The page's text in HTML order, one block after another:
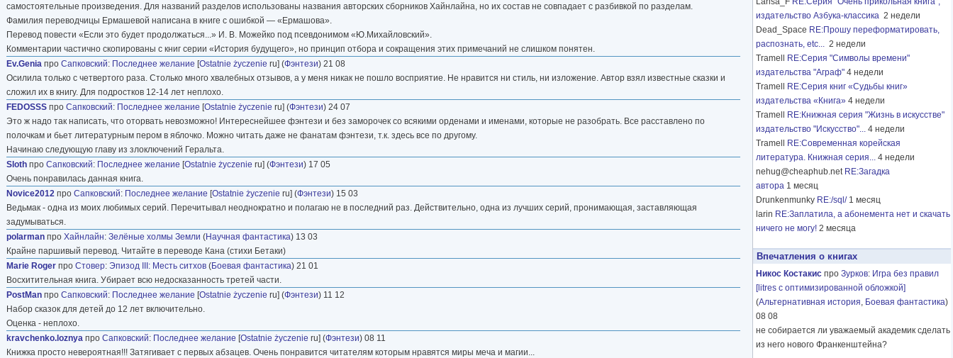
самостоятельные произведения. Для названий разделов использованы названия авторских сборников Хайнлайна, но их состав не совпадает с разбивкой по разделам.
Фамилия переводчицы Ермашевой написана в книге с ошибкой — «Ермашова».
Перевод повести «Если это будет продолжаться...» И. В. Можейко под псевдонимом «Ю.Михайловский».
Комментарии частично скопированы с книг серии «История будущего», но принцип отбора и сокращения этих примечаний не слишком понятен.
Ev.Genia про Сапковский: Последнее желание [Ostatnie życzenie ru] (Фэнтези) 21 08
Осилила только с четвертого раза. Столько много хвалебных отзывов, а у меня никак не пошло восприятие. Не нравится ни стиль, ни изложение. Автор взял известные сказки и
сложил их в книгу. Для подростков 12-14 лет неплохо.
FEDOSSS про Сапковский: Последнее желание [Ostatnie życzenie ru] (Фэнтези) 24 07
Это ж надо так написать, что оторвать невозможно! Интереснейшее фэнтези и без заморочек со всякими орденами и именами, которые не разобрать. Все расставлено по
полочкам и бьет литературным пером в яблочко. Можно читать даже не фанатам фэнтези, т.к. здесь все по другому.
Начинаю следующую главу из злоключений Геральта.
Slоth про Сапковский: Последнее желание [Ostatnie życzenie ru] (Фэнтези) 17 05
Очень понравилась данная книга.
Novice2012 про Сапковский: Последнее желание [Ostatnie życzenie ru] (Фэнтези) 15 03
Ведьмак - одна из моих любимых серий. Перечитывал неоднократно и полагаю не в последний раз. Действительно, одна из лучших серий, пронимающая, заставляющая
задумываться.
polarman про Хайнлайн: Зелёные холмы Земли (Научная фантастика) 13 03
Крайне паршивый перевод. Читайте в переводе Кана (стихи Бетаки)
Marie Roger про Стовер: Эпизод III: Месть ситхов (Боевая фантастика) 21 01
Восхитительная книга. Убирает всю недосказанность третей части.
PostMan про Сапковский: Последнее желание [Ostatnie życzenie ru] (Фэнтези) 11 12
Набор сказок для детей до 12 лет включительно.
Оценка - неплохо.
kravchenko.loznya про Сапковский: Последнее желание [Ostatnie życzenie ru] (Фэнтези) 08 11
Книжка просто невероятная!!! Затягивает с первых абзацев. Очень понравится читателям которым нравятся миры меча и магии...
издательство Азбука-классика 2 недели
Dead_Space RE:Прошу переформатировать,
распознать, etc... 2 недели
Tramell
RE:Серия "Символы времени"
издательства "Аграф" 4 недели
Tramell
RE:Серия книг «Судьбы книг»
издательства «Книга» 4 недели
Tramell
RE:Книжная серия "Жизнь в искусстве"
издательство "Искусство"... 4 недели
Tramell
RE:Современная корейская
литература. Книжная серия... 4 недели
nehug@cheaphub.net RE:Загадка
автора 1 месяц
Drunkenmunky RE:/sql/ 1 месяц
larin RE:Заплатила, а абонемента нет и скачать
ничего не могу! 2 месяца
Впечатления о книгах
Никос Костакис про Зурков: Игра без правил
[litres с оптимизированной обложкой]
(Альтернативная история, Боевая фантастика)
08 08
не собирается ли уважаемый академик сделать
из него нового Франкенштейна?